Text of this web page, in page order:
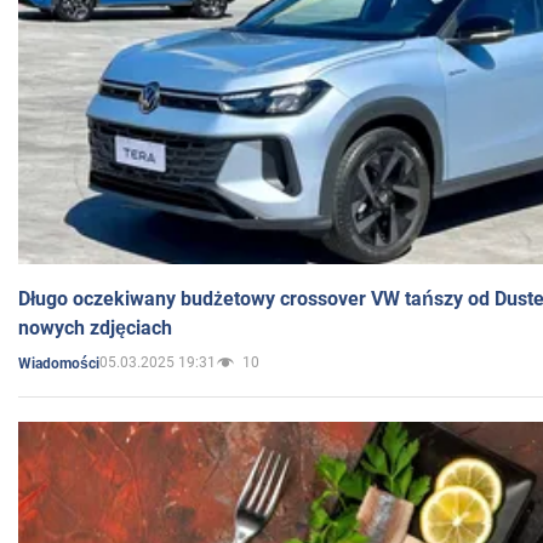
Długo oczekiwany budżetowy crossover VW tańszy od
nowych zdjęciach
Wiadomości05.03.2025 19:31 10